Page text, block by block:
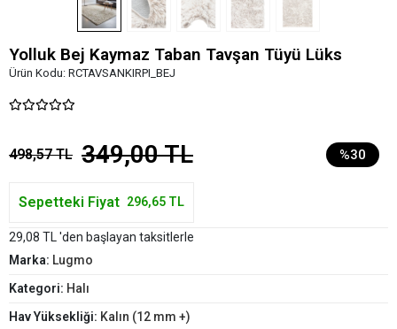
Yolluk Bej Kaymaz Taban Tavşan Tüyü Lüks
Ürün Kodu: RCTAVSANKIRPI_BEJ
498,57 TL 349,00 TL %30
Sepetteki Fiyat 296,65 TL
29,08 TL 'den başlayan taksitlerle
Marka: Lugmo
Kategori: Halı
Hav Yüksekliği: Kalın (12 mm +)